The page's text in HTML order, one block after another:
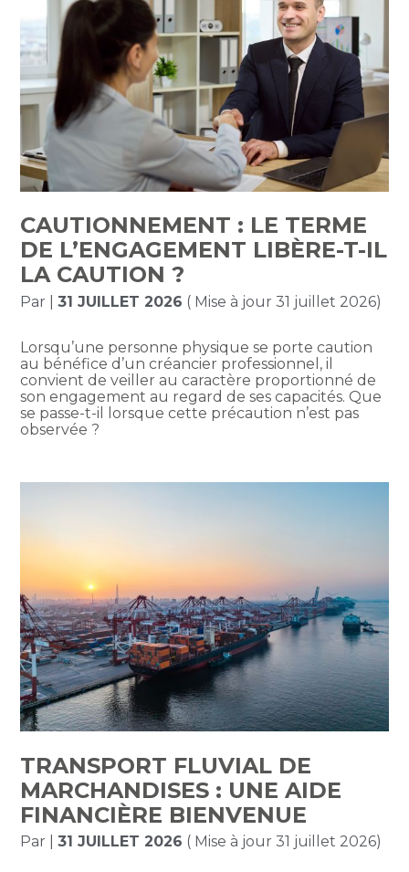
CAUTIONNEMENT : LE TERME
DE L’ENGAGEMENT LIBÈRE-T-IL
LA CAUTION ?
Par |31 JUILLET 2026 ( Mise à jour 31 juillet 2026)
Lorsqu’une personne physique se porte caution
au bénéfice d’un créancier professionnel, il
convient de veiller au caractère proportionné de
son engagement au regard de ses capacités. Que
se passe-t-il lorsque cette précaution n’est pas
observée ?
TRANSPORT FLUVIAL DE
MARCHANDISES : UNE AIDE
FINANCIÈRE BIENVENUE
Par |31 JUILLET 2026 ( Mise à jour 31 juillet 2026)